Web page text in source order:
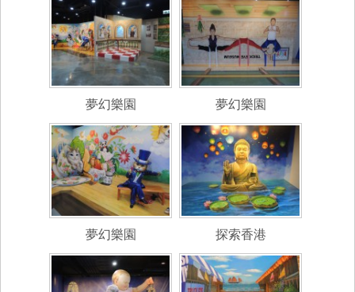
夢幻樂園 夢幻樂園
夢幻樂園 探索香港